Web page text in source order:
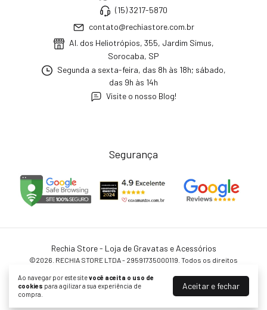
Ao navegar por este sitevocê aceita o uso de
cookies para agilizar a sua experiência de
compra.
Aceitar e fechar
(15) 3217-5870
contato@rechiastore.com.br
Al. dos Heliotrópios, 355, Jardim Simus,
Sorocaba, SP
Segunda a sexta-feira, das 8h às 18h; sábado,
das 9h às 14h
Visite o nosso Blog!
Segurança
Rechia Store - Loja de Gravatas e Acessórios
©2026. RECHIA STORE LTDA - 29591735000119. Todos os direitos